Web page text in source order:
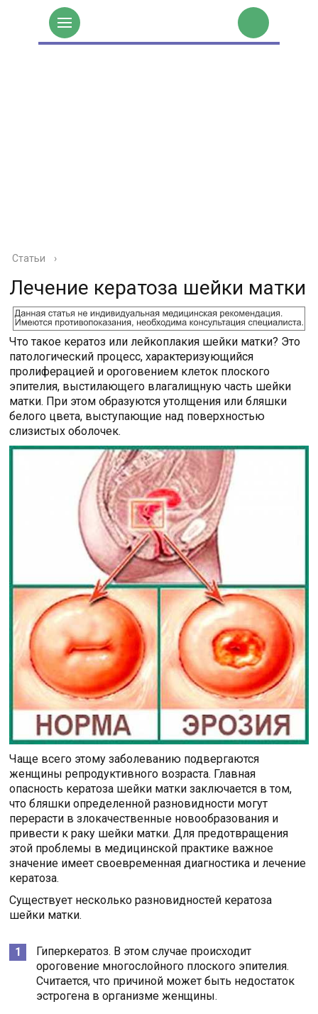
Статьи ›
Лечение кератоза шейки матки
Что такое кератоз или лейкоплакия шейки матки? Это
патологический процесс, характеризующийся
пролиферацией и ороговением клеток плоского
эпителия, выстилающего влагалищную часть шейки
матки. При этом образуются утолщения или бляшки
белого цвета, выступающие над поверхностью
слизистых оболочек.
Чаще всего этому заболеванию подвергаются
женщины репродуктивного возраста. Главная
опасность кератоза шейки матки заключается в том,
что бляшки определенной разновидности могут
перерасти в злокачественные новообразования и
привести к раку шейки матки. Для предотвращения
этой проблемы в медицинской практике важное
значение имеет своевременная диагностика и лечение
кератоза.
Существует несколько разновидностей кератоза
шейки матки.
Гиперкератоз. В этом случае происходит
ороговение многослойного плоского эпителия.
Считается, что причиной может быть недостаток
эстрогена в организме женщины.